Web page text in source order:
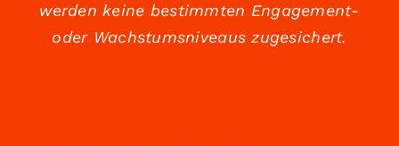
werden keine bestimmten Engagement-
oder Wachstumsniveaus zugesichert.